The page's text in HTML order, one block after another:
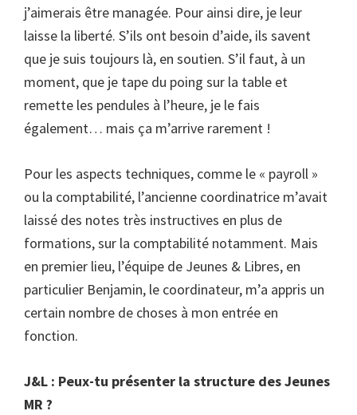
j’aimerais être managée. Pour ainsi dire, je leur
laisse la liberté. S’ils ont besoin d’aide, ils savent
que je suis toujours là, en soutien. S’il faut, à un
moment, que je tape du poing sur la table et
remette les pendules à l’heure, je le fais
également… mais ça m’arrive rarement !
Pour les aspects techniques, comme le « payroll »
ou la comptabilité, l’ancienne coordinatrice m’avait
laissé des notes très instructives en plus de
formations, sur la comptabilité notamment. Mais
en premier lieu, l’équipe de Jeunes & Libres, en
particulier Benjamin, le coordinateur, m’a appris un
certain nombre de choses à mon entrée en
fonction.
J&L : Peux-tu présenter la structure des Jeunes
MR ?